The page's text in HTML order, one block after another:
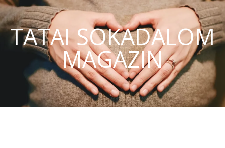
TATAI SOKADALOM
MAGAZIN